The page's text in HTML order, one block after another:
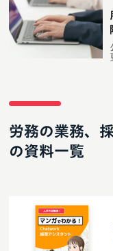
労務の業務、
の資料一覧